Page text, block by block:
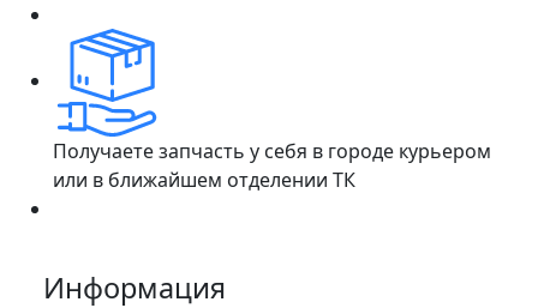
Получаете запчасть у себя в городе курьером
или в ближайшем отделении ТК
Информация